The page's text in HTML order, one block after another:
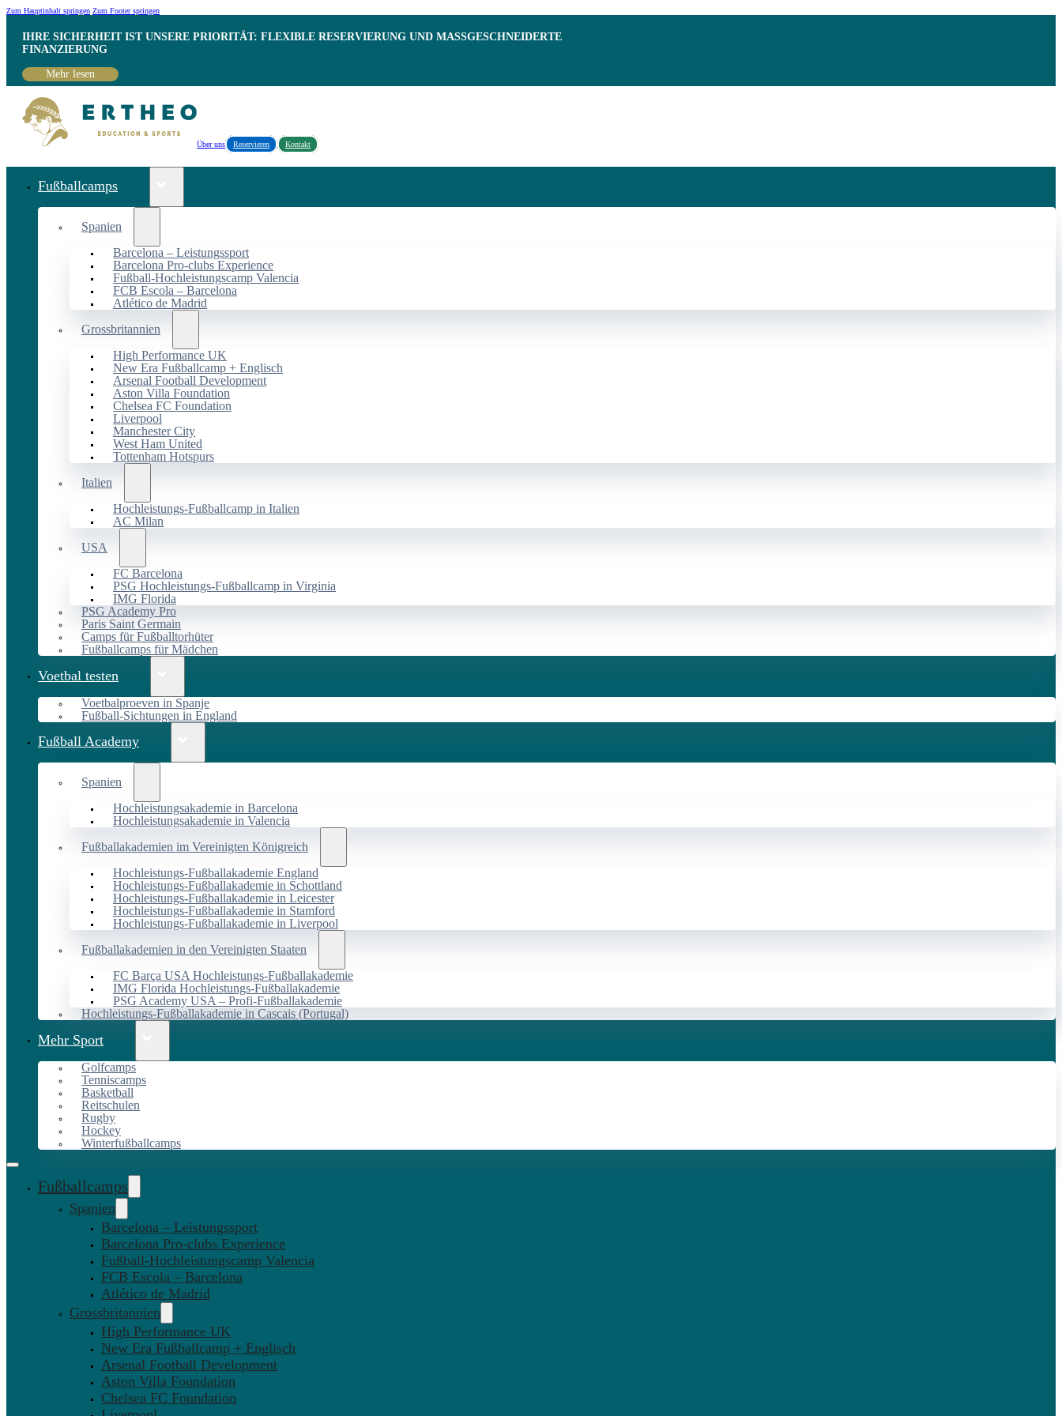
Zum Hauptinhalt springen Zum Footer springen
IHRE SICHERHEIT IST UNSERE PRIORITÄT: FLEXIBLE RESERVIERUNG UND MASSGESCHNEIDERTE F
INANZIERUNG
Mehr lesen
Über uns Reservieren Kontakt
Fußballcamps
Spanien
Barcelona – Leistungssport
Barcelona Pro-clubs Experience
Fußball-Hochleistungscamp Valencia
FCB Escola – Barcelona
Atlético de Madrid
Grossbritannien
High Performance UK
New Era Fußballcamp + Englisch
Arsenal Football Development
Aston Villa Foundation
Chelsea FC Foundation
Liverpool
Manchester City
West Ham United
Tottenham Hotspurs
Italien
Hochleistungs-Fußballcamp in Italien
AC Milan
USA
FC Barcelona
PSG Hochleistungs-Fußballcamp in Virginia
IMG Florida
PSG Academy Pro
Paris Saint Germain
Camps für Fußballtorhüter
Fußballcamps für Mädchen
Voetbal testen
Voetbalproeven in Spanje
Fußball-Sichtungen in England
Fußball Academy
Spanien
Hochleistungsakademie in Barcelona
Hochleistungsakademie in Valencia
Fußballakademien im Vereinigten Königreich
Hochleistungs-Fußballakademie England
Hochleistungs-Fußballakademie in Schottland
Hochleistungs-Fußballakademie in Leicester
Hochleistungs-Fußballakademie in Stamford
Hochleistungs-Fußballakademie in Liverpool
Fußballakademien in den Vereinigten Staaten
FC Barça USA Hochleistungs-Fußballakademie
IMG Florida Hochleistungs-Fußballakademie
PSG Academy USA – Profi-Fußballakademie
Hochleistungs-Fußballakademie in Cascais (Portugal)
Mehr Sport
Golfcamps
Tenniscamps
Basketball
Reitschulen
Rugby
Hockey
Winterfußballcamps
Fußballcamps
Spanien
Barcelona – Leistungssport
Barcelona Pro-clubs Experience
Fußball-Hochleistungscamp Valencia
FCB Escola – Barcelona
Atlético de Madrid
Grossbritannien
High Performance UK
New Era Fußballcamp + Englisch
Arsenal Football Development
Aston Villa Foundation
Chelsea FC Foundation